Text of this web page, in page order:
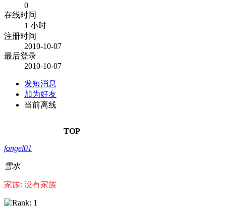
0
在线时间
1 小时
注册时间
2010-10-07
最后登录
2010-10-07
发短消息
加为好友
当前离线
TOP
fangel01
雪水
家族: 没有家族